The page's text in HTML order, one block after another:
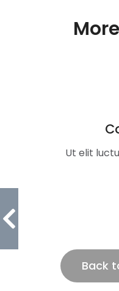
Ut elit
Back